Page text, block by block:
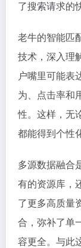
了搜索请求的
老牛的智能匹
技术，深入理
户嘴里可能表
为、点击率和
性。这样，无
都能得到个性
多源数据融合
有的资源库，
了更多高质量
合，弥补了单
容更全。与此